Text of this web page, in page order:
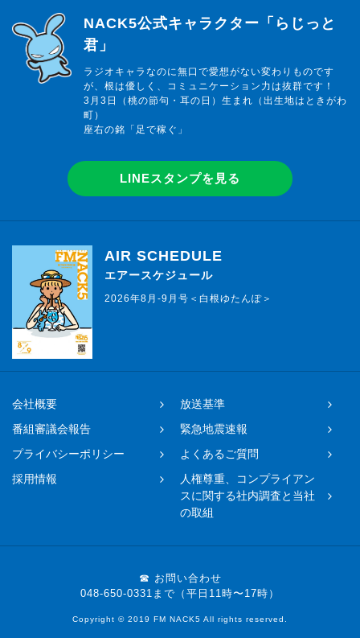
らじっと君
NACK5公式キャラクター「らじっと
君」
ラジオキャラなのに無口で愛想がない変わりものです
が、根は優しく、コミュニケーション力は抜群です！
3月3日（桃の節句・耳の日）生まれ（出生地はときがわ
町）
座右の銘「足で稼ぐ」
LINEスタンプを見る
AIR SCHEDULE
エアースケジュール
2026年8月-9月号＜白根ゆたんぽ＞
会社概要
放送基準
番組審議会報告
緊急地震速報
プライバシーポリシー
よくあるご質問
採用情報
人権尊重、コンプライアン
スに関する社内調査と当社
の取組
☎ お問い合わせ
048-650-0331まで（平日11時〜17時）
Copyright © 2019 FM NACK5 All rights reserved.